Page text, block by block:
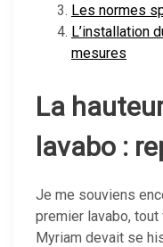
Les normes
L’installation
mesures
La
lavabo :
Je me souviens
premier lavabo,
Myriam devait se